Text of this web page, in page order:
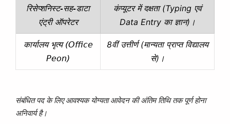
रिसेप्शनिस्ट-सह-डाटा
एंट्री ऑपरेटर
कंप्यूटर में दक्षता (Typing एवं
Data Entry का ज्ञान)।
कार्यालय भृत्य (Office
Peon)
8वीं उत्तीर्ण (मान्यता प्राप्त विद्यालय
से)।
संबंधित पद के लिए आवश्यक योग्यता आवेदन की अंतिम तिथि तक पूर्ण होना
अनिवार्य है।